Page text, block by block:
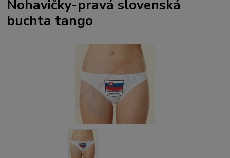
Nohavičky-pravá slovenská
buchta tango